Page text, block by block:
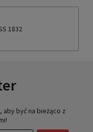
1832
być na bieżąco z